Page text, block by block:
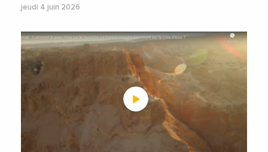
jeudi 4 juin 2026